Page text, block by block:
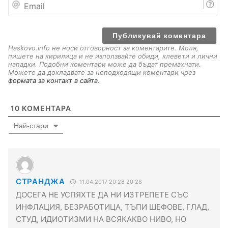
a
Haskovo.info не носи отговорност за коментарите. Моля,
пишете на кирилица и не използвайте обиди, клевети и лични
нападки. Подобни коментари може да бъдат премахнати.
Можете да докладвате за неподходящи коментари чрез
формата за контакт в сайта.
10 КОМЕНТАРА
Най-стари
СТРАНДЖА 11.04.2017 20:28 20:28
ДОСЕГА НЕ УСПЯХТЕ ДА НИ ИЗТРЕПЕТЕ СЪС
ИНФЛАЦИЯ, БЕЗРАБОТИЦА, ТЪПИ ШЕФОВЕ, ГЛАД,
СТУД, ИДИОТИЗМИ НА ВСЯКАКВО НИВО, НО